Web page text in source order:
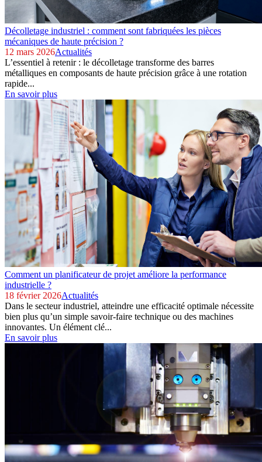
Décolletage industriel : comment sont fabriquées les pièces
mécaniques de haute précision ?
12 mars 2026Actualités
L’essentiel à retenir : le décolletage transforme des barres
métalliques en composants de haute précision grâce à une rotation
rapide...
En savoir plus
Comment un planificateur de projet améliore la performance
industrielle ?
18 février 2026Actualités
Dans le secteur industriel, atteindre une efficacité optimale nécessite
bien plus qu’un simple savoir-faire technique ou des machines
innovantes. Un élément clé...
En savoir plus